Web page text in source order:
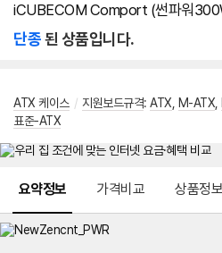
iCUBECOM Comport (썬파워
단종된 상품입니다.
ATX 케이스 / 지원보드규격: ATX M-ATX
표준-ATX
요약정보 가격비교 상품정보